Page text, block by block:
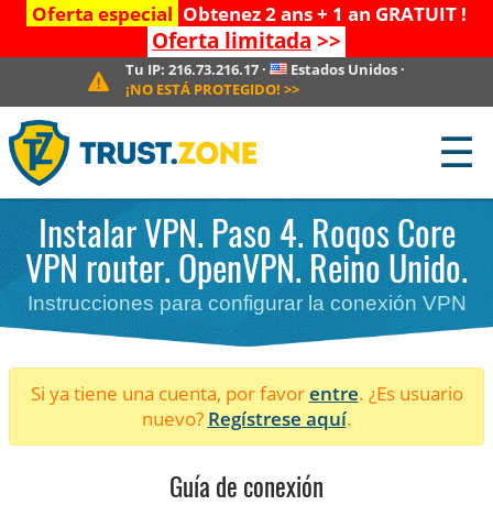
Oferta especial Obtenez 2 ans + 1 an GRATUIT !
Oferta limitada >>
Tu IP:216.73.216.17 · Estados Unidos·
¡NO ESTÁ PROTEGIDO! >>
☰
Instalar VPN. Paso 4. Roqos Core
VPN router. OpenVPN. Reino Unido.
Instrucciones para configurar la conexión VPN
Si ya tiene una cuenta, por favorentre. ¿Es usuario
nuevo? Regístrese aquí.
Guía de conexión